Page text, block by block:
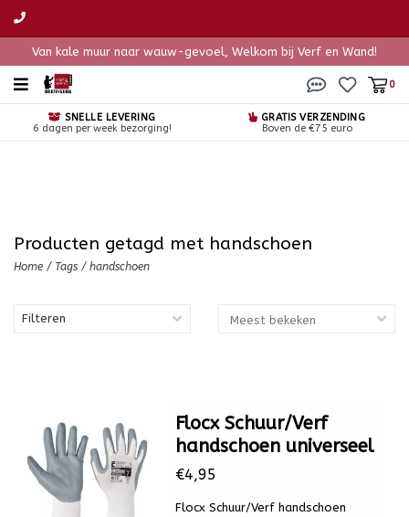
Van kale muur naar wauw-gevoel, Welkom bij Verf en Wand!
0
SNELLE LEVERING
6 dagen per week bezorging!
GRATIS VERZENDING
Boven de €75 euro
Producten getagd met handschoen
Home / Tags / handschoen
Filteren
Flocx Schuur/Verf
handschoen universeel
€4,95
Flocx Schuur/Verf handschoen